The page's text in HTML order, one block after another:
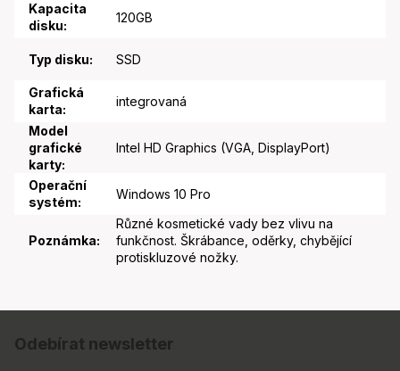
Kapacita
disku:
120GB
Typ disku: SSD
Grafická
karta:
integrovaná
Model
grafické
karty:
Intel HD Graphics (VGA, DisplayPort)
Operační
systém:
Windows 10 Pro
Poznámka:
Různé kosmetické vady bez vlivu na
funkčnost. Škrábance, oděrky, chybějící
protiskluzové nožky.
Odebírat newsletter